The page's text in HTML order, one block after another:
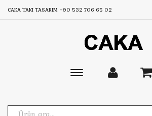
CAKA TAKI TASARIM +90 532 706 65 02
Toggle